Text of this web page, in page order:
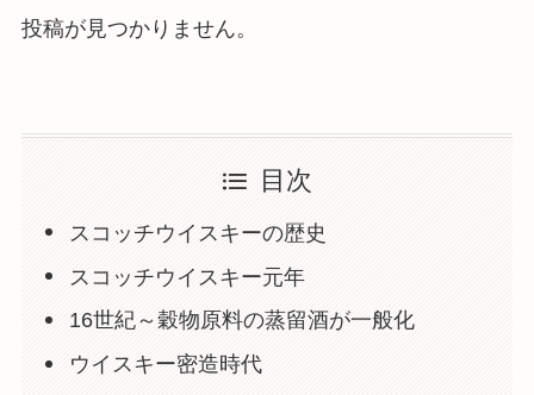
投稿が見つかりません。
目次
スコッチウイスキーの歴史
スコッチウイスキー元年
16世紀～穀物原料の蒸留酒が一般化
ウイスキー密造時代